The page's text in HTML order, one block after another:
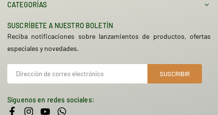
CATEGORÍAS
SUSCRÍBETE A NUESTRO BOLETÍN
Reciba notificaciones sobre lanzamientos de productos, ofertas
especiales y novedades.
SUSCRIBIR
Síguenos en redes sociales:
FacebookInstagram
YouTube